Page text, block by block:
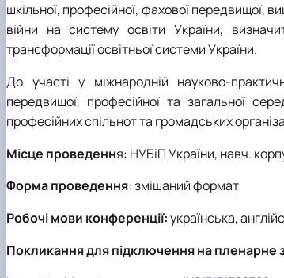
шкільної, професійної, фахової передвищої,
війни на систему освіти України,
трансформації освітньої системи України.
До участі у міжнародній науково-
передвищої, професійної та загальної
професійних спільнот та громадських
Місце проведення: НУБіП України, навч.
Форма проведення: змішаний формат
Робочі мови конференції:українська,
Покликання для підключення на пленарне